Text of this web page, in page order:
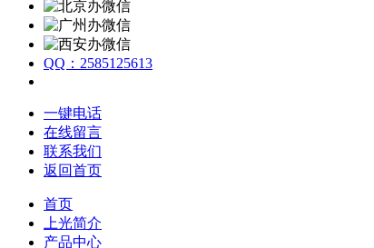
QQ：2585125613
一键电话
在线留言
联系我们
返回首页
首页
上光简介
产品中心